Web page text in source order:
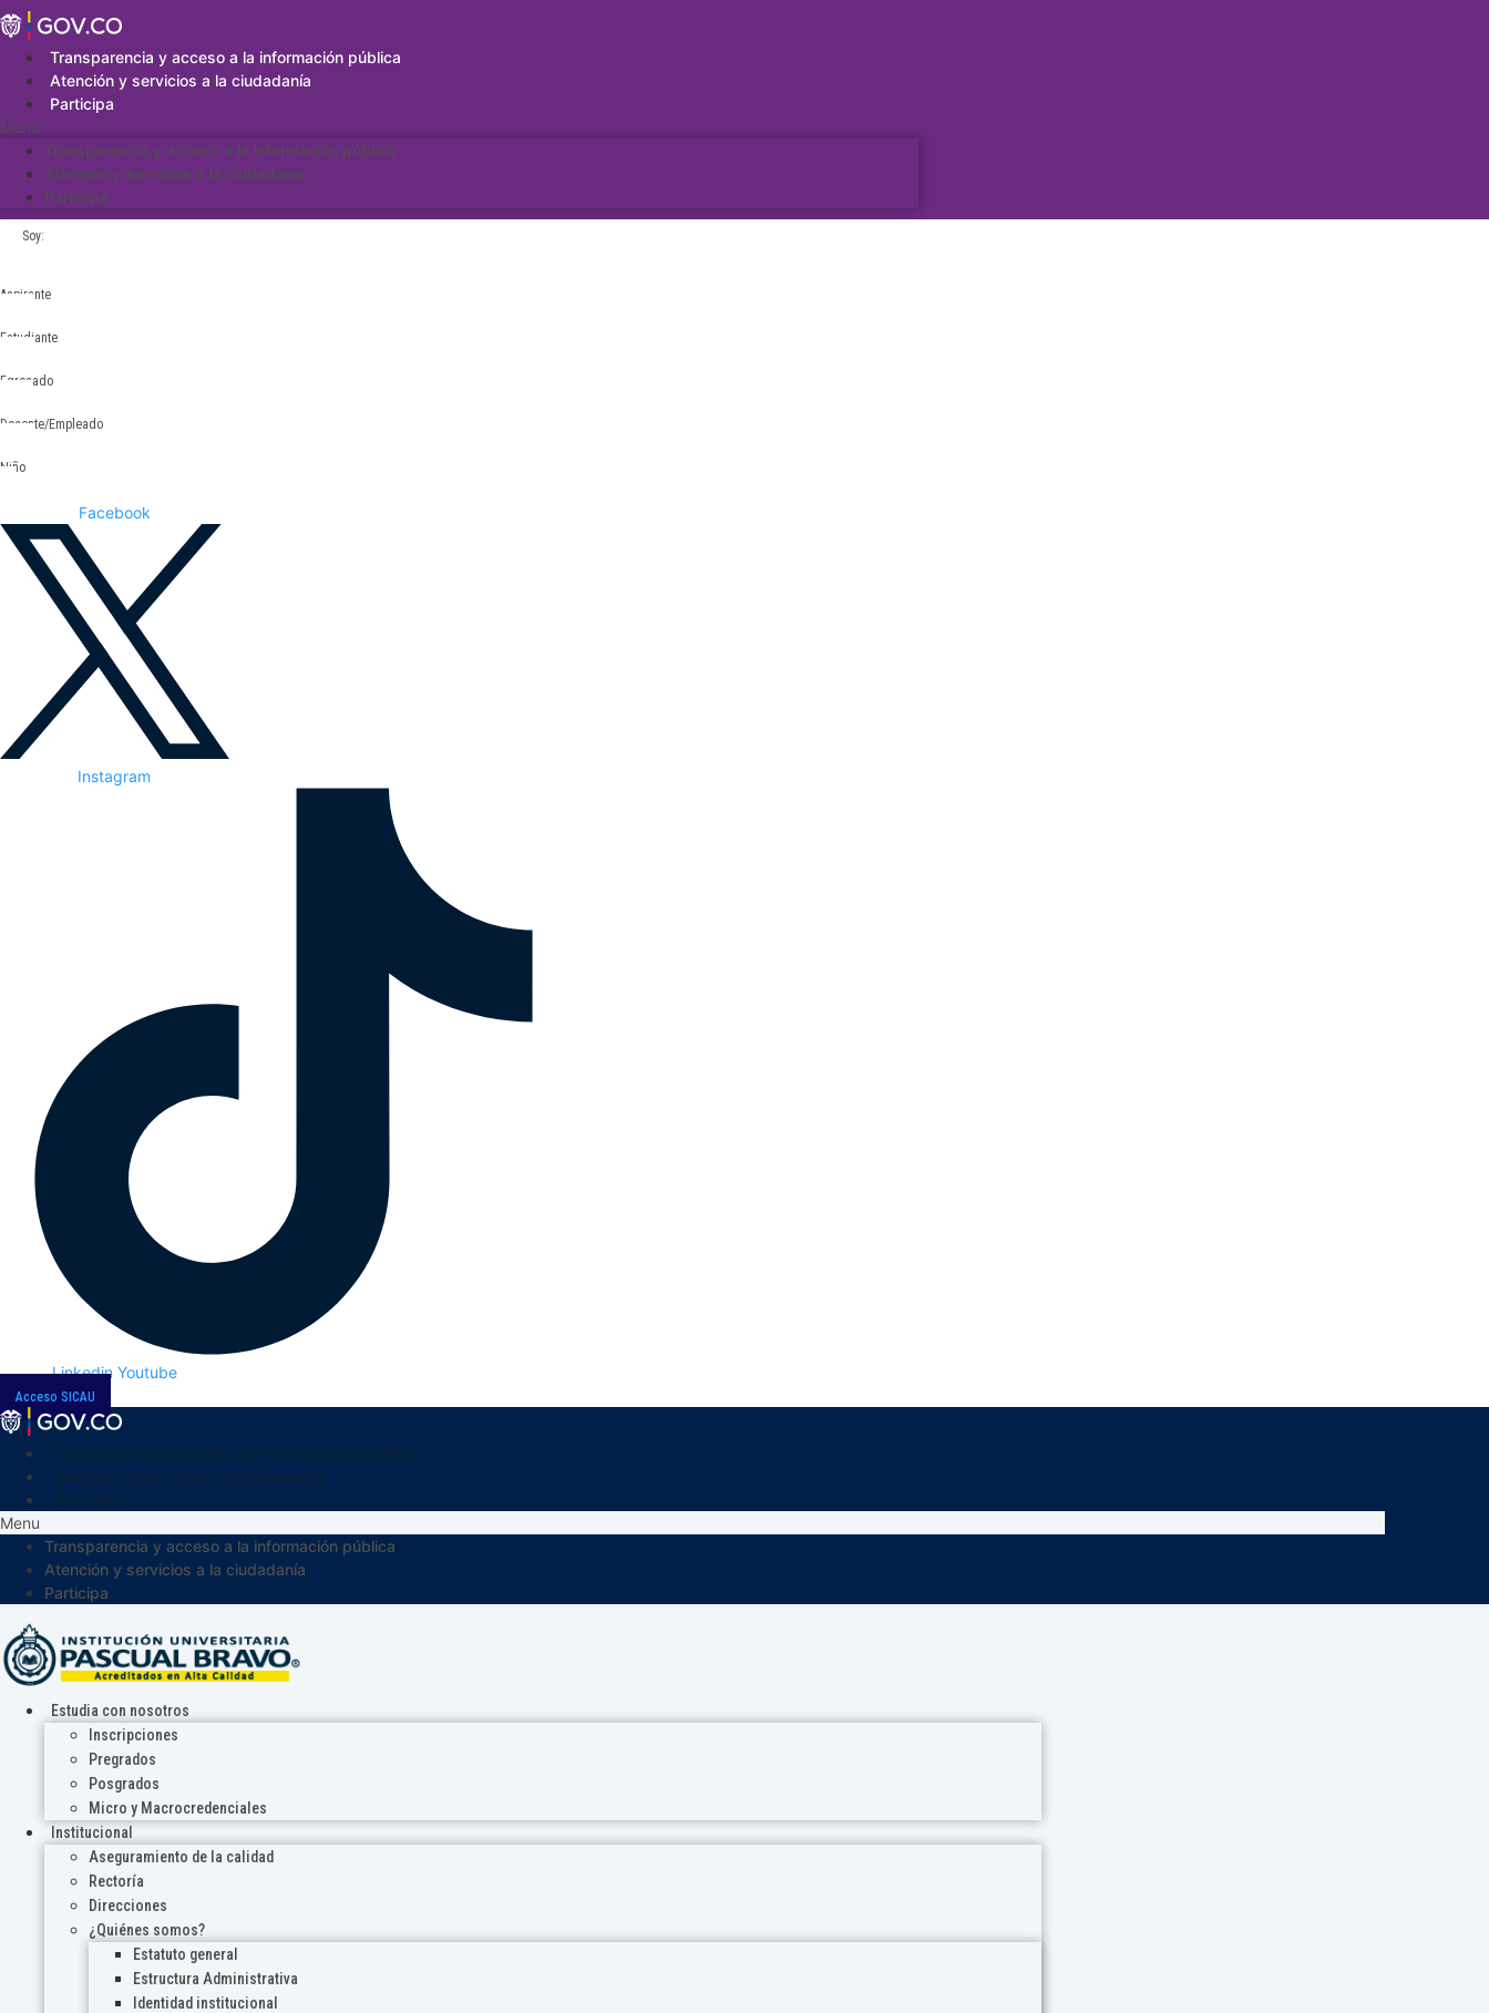
Saltar
al
contenidoTransparencia y acceso a la información pública
Atención y servicios a la ciudadanía
Participa
Menu
Transparencia y acceso a la información pública
Atención y servicios a la ciudadanía
Participa
Soy:
Aspirante
Estudiante
Egresado
Docente/Empleado
Niño
Facebook
Instagram
Linkedin Youtube
Acceso SICAU
Menu
Transparencia y acceso a la información pública
Atención y servicios a la ciudadanía
Participa
Estudia con nosotros
Inscripciones
Pregrados
Posgrados
Micro y Macrocredenciales
Institucional
Aseguramiento de la calidad
Rectoría
Direcciones
¿Quiénes somos?
Estatuto general
Estructura Administrativa
Identidad institucional